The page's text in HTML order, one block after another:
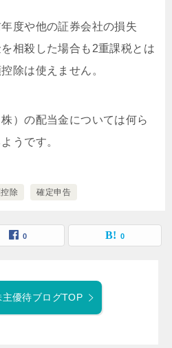
度や他の証券会社の損失
相殺した場合も2重課税とは
除は使えません。
）の配当金については何ら
うです。
除 確定申告
0 0
主優待ブログTOP